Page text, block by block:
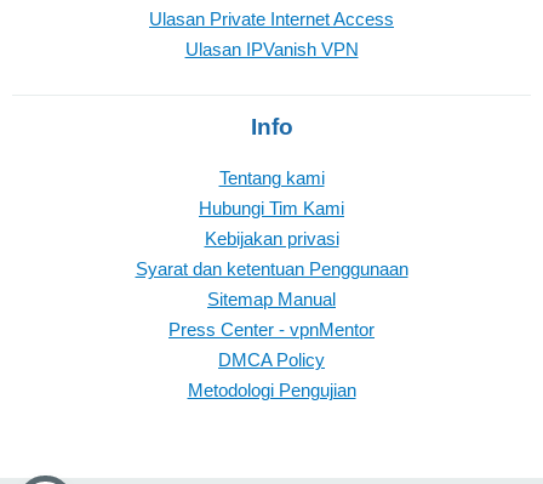
Ulasan Private Internet Access
Ulasan IPVanish VPN
Info
Tentang kami
Hubungi Tim Kami
Kebijakan privasi
Syarat dan ketentuan Penggunaan
Sitemap Manual
Press Center - vpnMentor
DMCA Policy
Metodologi Pengujian